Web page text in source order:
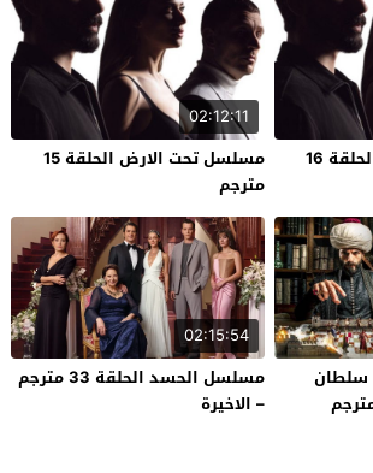
مسلسل تحت الارض الحلقة 16
02:12:11
مسلسل تحت الارض الحلقة 15
مترجم
سلطان
02:15:54
مسلسل الحسد الحلقة 33 مترجم
– الاخيرة